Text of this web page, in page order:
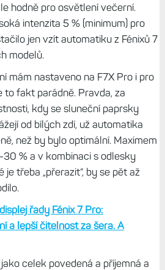
hodně pro osvětlení večerní.
intenzita 5 % (minimum) pro
jen vzít automatiku z Fénixů 7
modelů.
mám nastaveno na F7X Pro i pro
to fakt parádně. Pravda, za
kdy se sluneční paprsky
od bílých zdí, už automatika
než by bylo optimální. Maximem
30 % a v kombinaci s odlesky
třeba „přerazit“, by se pět až
řady Fénix 7 Pro:
a lepší čitelnost za šera. A
celek povedená a příjemná a